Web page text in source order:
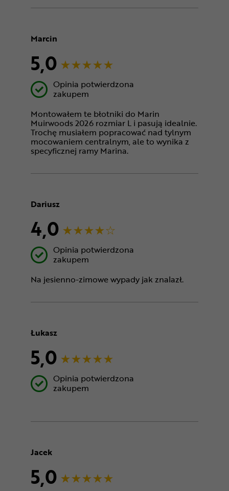
Marcin
5,0
Opinia potwierdzona
zakupem
Montowałem te błotniki do Marin
Muirwoods 2026 rozmiar L i pasują idealnie.
Trochę musiałem popracować nad tylnym
mocowaniem centralnym, ale to wynika z
specyficznej ramy Marina.
Dariusz
4,0
Opinia potwierdzona
zakupem
Na jesienno-zimowe wypady jak znalazł.
Łukasz
5,0
Opinia potwierdzona
zakupem
Jacek
5,0